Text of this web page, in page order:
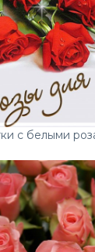
с белыми